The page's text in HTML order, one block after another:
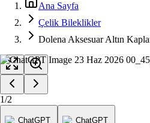
Ana Sayfa
Çelik Bileklikler
Dolena Aksesuar Altın
1/2